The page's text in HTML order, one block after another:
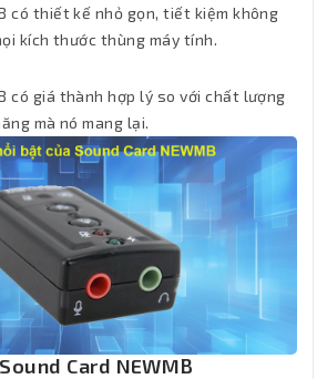
có thiết kế nhỏ gọn, tiết kiệm không
kích thước thùng máy tính.
có giá thành hợp lý so với chất lượng
mà nó mang lại.
Card NEWMB